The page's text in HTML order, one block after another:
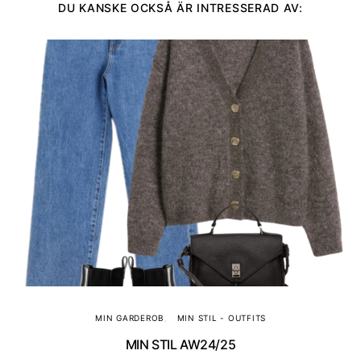
DU KANSKE OCKSÅ ÄR INTRESSERAD AV:
MIN GARDEROB MIN STIL - OUTFITS
MIN STIL AW24/25